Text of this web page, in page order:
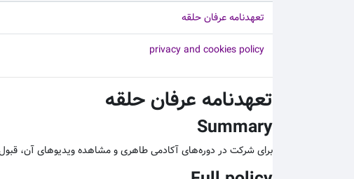
تعهدنامه عرفان حلقه
privacy and cookies policy
تعهدنامه عرفان حلقه
Summary
برای شرکت در دوره‌های آکادمی طاهری و مشاهده ویدیوهای آن،